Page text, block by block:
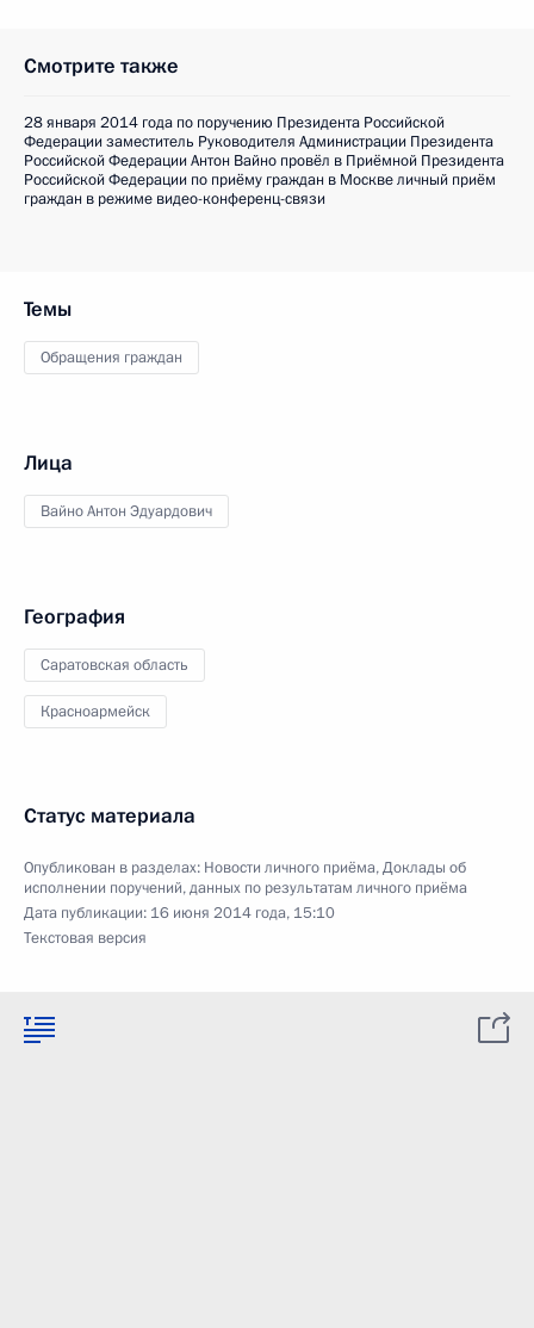
Смотрите также
28 января 2014 года по поручению Президента Российской
Федерации заместитель Руководителя Администрации Президента
Российской Федерации Антон Вайно провёл в Приёмной Президента
Российской Федерации по приёму граждан в Москве личный приём
граждан в режиме видео-конференц-связи
Темы
Обращения граждан
Лица
Вайно Антон Эдуардович
География
Саратовская область
Красноармейск
Статус материала
Опубликован в разделах: Новости личного приёма,Доклады об
исполнении поручений, данных по результатам личного приёма
Дата публикации: 16 июня 2014 года, 15:10
Текстовая версия